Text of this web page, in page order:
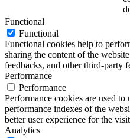
Functional
Functional
Functional cookies help to
sharing the content of the
feedbacks, and other third-party
Performance
Performance
Performance cookies are used to
performance indexes of the
better user experience for the
Analytics